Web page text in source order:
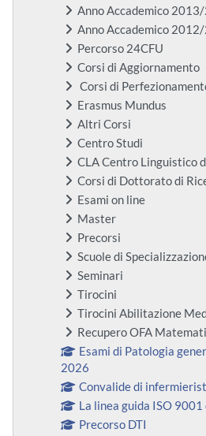
Anno Accademico
Anno Accademico
Percorso 24CFU
Corsi di Aggiornamento
Corsi di
Erasmus Mundus
Altri Corsi
Centro Studi
CLA Centro Linguistico
Corsi di Dottorato di
Esami on line
Master
Precorsi
Scuole di
Seminari
Tirocini
Tirocini Abilitazione
Recupero OFA
Esami di Patologia
2026
Convalide di
La linea guida ISO
Precorso DTI